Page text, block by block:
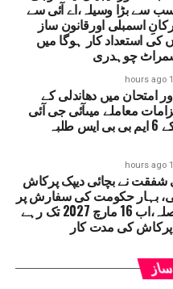
رکن نامزد کیا جائے گا۔
بی جے پی کے ایم ایل
خالی ہوئی سیٹ کے لیے
ذکر ہے کہ حال ہی میں سپریم
کو کہا تھا کہ ’’دیپک
کے باوجود وزیر کے عہدے
کے مطابق اگر کوئی شخص
کے اندر اس کا اسمبلی یا
لازمی ہے۔ ایسا نہ
عہدہ چھوڑنا پڑ
سے بڑا وسیلہ،اے آئی سے
اسمبلی اورقانون ساز
کی استعداد کار ہوگا میں
چوہدری
17
امتحان میں دھاندلی کے
معاملے میںآئی جی آئی
ایم ایس کے 6 ایم بی بی ایس طلبہ
17
شفقت نے بچائی دیپک پرکاش
بہار حکومت کی سفارش پر
لیا گیا فیصلہ،اب 16 مارچ 2027 تک رہے
کی مدت کار